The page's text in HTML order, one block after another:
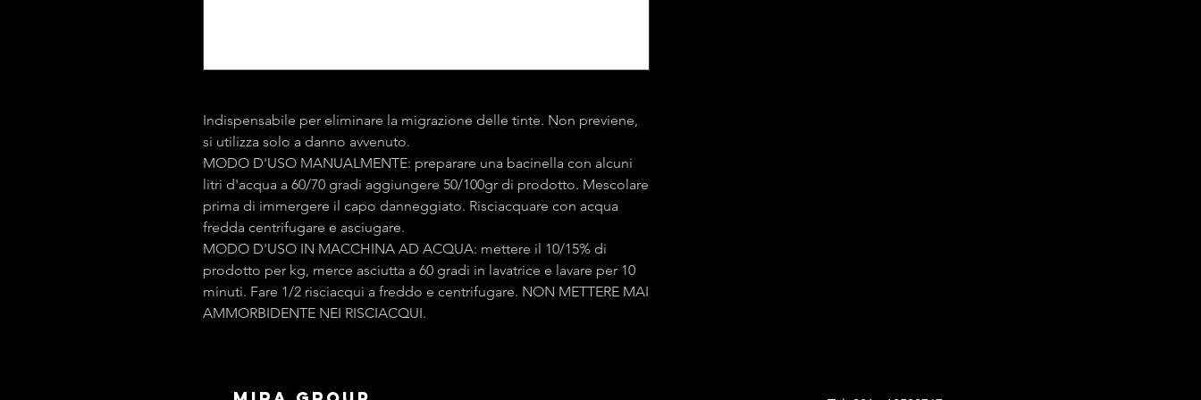
Indispensabile per eliminare la migrazione delle tinte. Non previene,
si utilizza solo a danno avvenuto.
MODO D'USO MANUALMENTE: preparare una bacinella con alcuni
litri d'acqua a 60/70 gradi aggiungere 50/100gr di prodotto. Mescolare
prima di immergere il capo danneggiato. Risciacquare con acqua
fredda centrifugare e asciugare.
MODO D'USO IN MACCHINA AD ACQUA: mettere il 10/15% di
prodotto per kg, merce asciutta a 60 gradi in lavatrice e lavare per 10
minuti. Fare 1/2 risciacqui a freddo e centrifugare. NON METTERE MAI
AMMORBIDENTE NEI RISCIACQUI.